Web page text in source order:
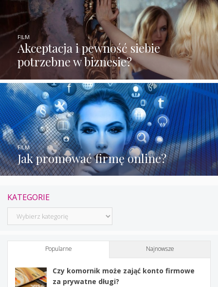
Akceptacja i pewność siebie
potrzebne w biznesie?
FILM
Jak promować firmę online?
FILM
KATEGORIE
Kategorie
Popularne Najnowsze
Czy komornik może zająć konto firmowe
za prywatne długi?